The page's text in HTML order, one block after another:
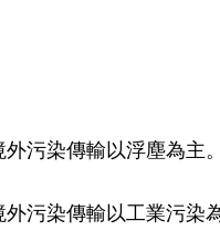
污染傳輸以浮塵為主。
污染傳輸以工業污染為